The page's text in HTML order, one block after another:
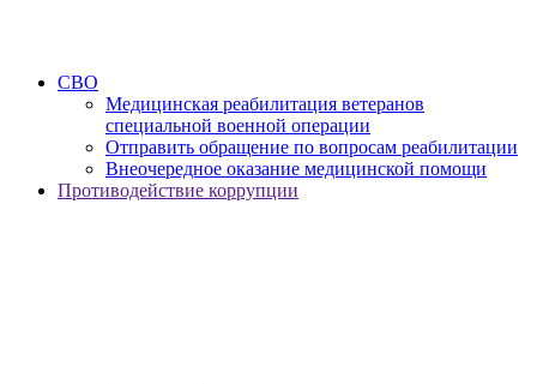
СВО
Медицинская реабилитация ветеранов
специальной военной операции
Отправить обращение по вопросам реабилитации
Внеочередное оказание медицинской помощи
Противодействие коррупции